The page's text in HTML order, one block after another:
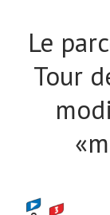
Le
Tour